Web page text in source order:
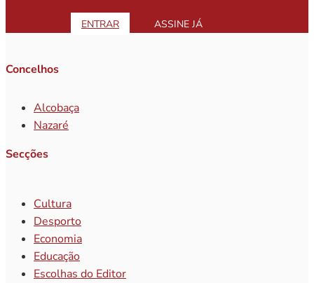
ENTRAR ASSINE JÁ
Concelhos
Alcobaça
Nazaré
Secções
Cultura
Desporto
Economia
Educação
Escolhas do Editor